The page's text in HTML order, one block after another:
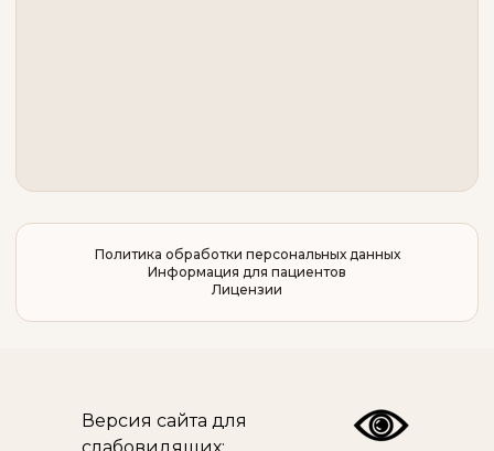
Политика обработки персональных данных
Информация для пациентов
Лицензии
Версия сайта для